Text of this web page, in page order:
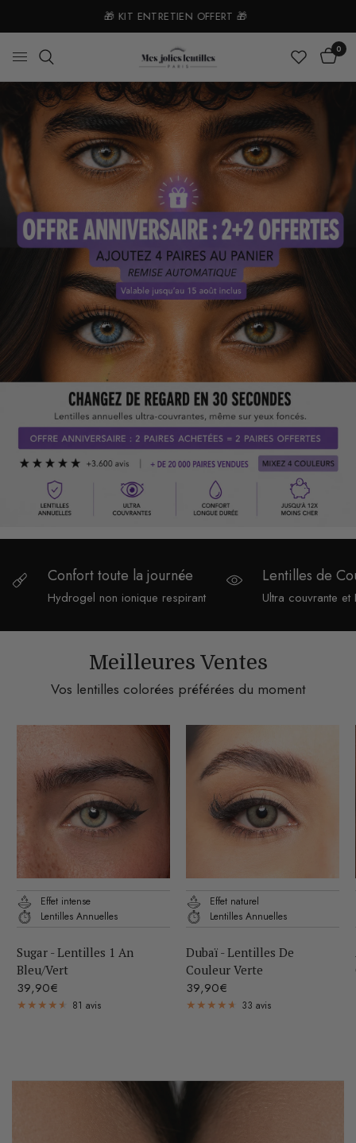
🎁 KIT ENTRETIEN OFFERT 🎁
0
Confort toute la journée
Hydrogel non ionique respirant
Lentilles de
Ultra couvrante et
Meilleures Ventes
Vos lentilles colorées préférées du moment
APERÇU RAPIDE
Effet intense
Lentilles Annuelles
Sugar - Lentilles 1 An
Bleu/Vert
39,90€
81 avis
APERÇU RAPIDE
Effet naturel
Lentilles Annuelles
Dubaï - Lentilles De
Couleur Verte
39,90€
33 avis